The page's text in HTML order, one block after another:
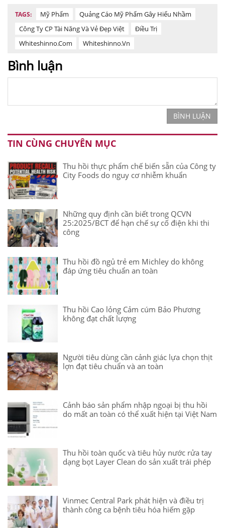
TAGS: Mỹ Phẩm
Quảng Cáo Mỹ Phẩm Gây Hiểu Nhầm
Công Ty CP Tài Năng Và Vẻ Đẹp Việt
Điều Trị
Whiteshinno.com
Whiteshinno.vn
Bình luận
BÌNH LUẬN
TIN CÙNG CHUYÊN MỤC
Thu hồi thực phẩm chế biến sẵn của Công ty
City Foods do nguy cơ nhiễm khuẩn
Những quy định cần biết trong QCVN
25:2025/BCT để hạn chế sự cố điện khi thi
công
Thu hồi đồ ngủ trẻ em Michley do không
đáp ứng tiêu chuẩn an toàn
Thu hồi Cao lỏng Cảm cúm Bảo Phương
không đạt chất lượng
Người tiêu dùng cần cảnh giác lựa chọn thịt
lợn đạt tiêu chuẩn và an toàn
Cảnh báo sản phẩm nhập ngoại bị thu hồi
do mất an toàn có thể xuất hiện tại Việt Nam
Thu hồi toàn quốc và tiêu hủy nước rửa tay
dạng bọt Layer Clean do sản xuất trái phép
Vinmec Central Park phát hiện và điều trị
thành công ca bệnh tiêu hóa hiếm gặp